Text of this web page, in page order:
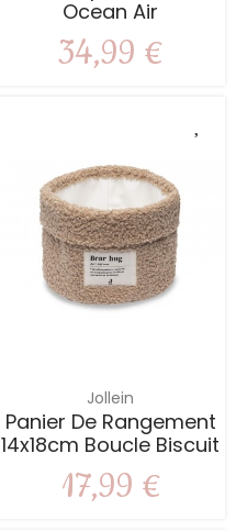
Ocean Air
34,99 €
Jollein
Panier De Rangement
14x18cm Boucle Biscuit
17,99 €